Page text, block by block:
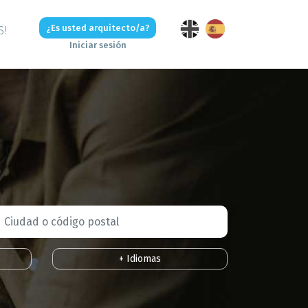
¿Es usted arquitecto/a?
Iniciar sesión
+ Idiomas